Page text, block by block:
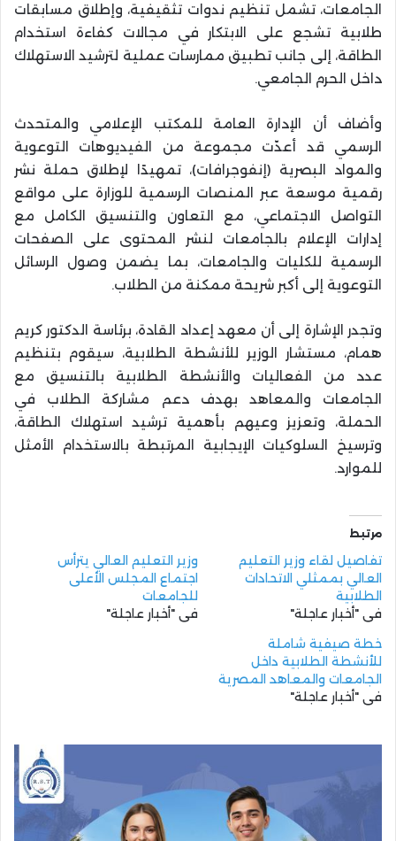
الجامعات، تشمل تنظيم ندوات تثقيفية، وإطلاق مسابقات
طلابية تشجع على الابتكار في مجالات كفاءة استخدام
الطاقة، إلى جانب تطبيق ممارسات عملية لترشيد الاستهلاك
داخل الحرم الجامعي.
وأضاف أن الإدارة العامة للمكتب الإعلامي والمتحدث
الرسمي قد أعدّت مجموعة من الفيديوهات التوعوية
والمواد البصرية (إنفوجرافات)، تمهيدًا لإطلاق حملة نشر
رقمية موسعة عبر المنصات الرسمية للوزارة على مواقع
التواصل الاجتماعي، مع التعاون والتنسيق الكامل مع
إدارات الإعلام بالجامعات لنشر المحتوى على الصفحات
الرسمية للكليات والجامعات، بما يضمن وصول الرسائل
التوعوية إلى أكبر شريحة ممكنة من الطلاب.
وتجدر الإشارة إلى أن معهد إعداد القادة، برئاسة الدكتور كريم
همام، مستشار الوزير للأنشطة الطلابية، سيقوم بتنظيم
عدد من الفعاليات والأنشطة الطلابية بالتنسيق مع
الجامعات والمعاهد بهدف دعم مشاركة الطلاب في
الحملة، وتعزيز وعيهم بأهمية ترشيد استهلاك الطاقة،
وترسيخ السلوكيات الإيجابية المرتبطة بالاستخدام الأمثل
للموارد.
مرتبط
تفاصيل لقاء وزير التعليم
العالي بممثلي الاتحادات
الطلابية
في "أخبار عاجلة"
وزير التعليم العالي يترأس
اجتماع المجلس الأعلى
للجامعات
في "أخبار عاجلة"
خطة صيفية شاملة
للأنشطة الطلابية داخل
الجامعات والمعاهد المصرية
في "أخبار عاجلة"